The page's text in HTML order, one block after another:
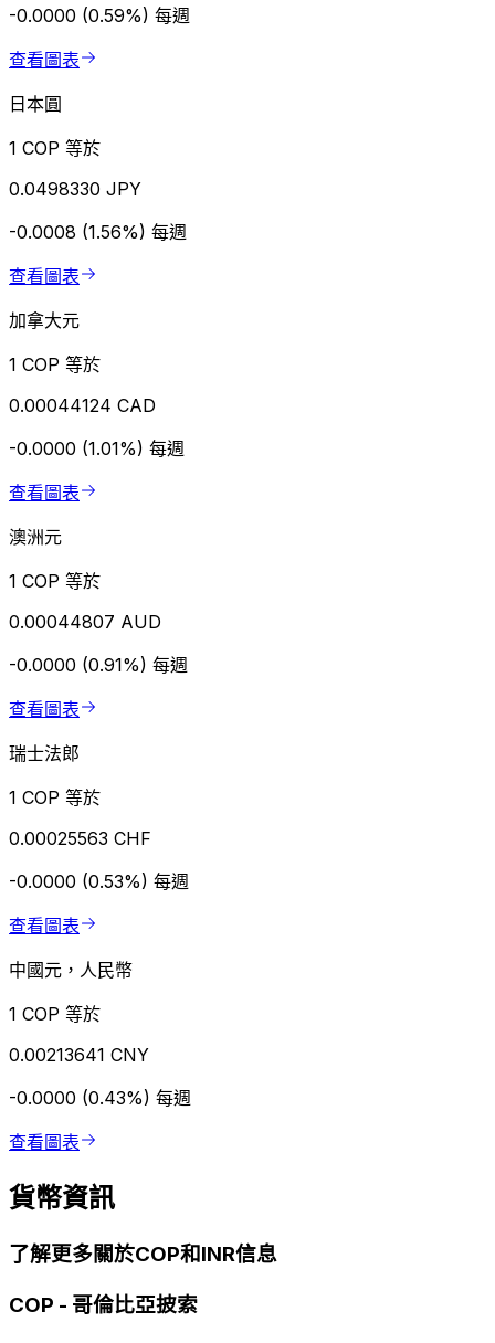
-0.0000 (0.59%) 每週
查看圖表
日本圓
1 COP 等於
0.0498330 JPY
-0.0008 (1.56%) 每週
查看圖表
加拿大元
1 COP 等於
0.00044124 CAD
-0.0000 (1.01%) 每週
查看圖表
澳洲元
1 COP 等於
0.00044807 AUD
-0.0000 (0.91%) 每週
查看圖表
瑞士法郎
1 COP 等於
0.00025563 CHF
-0.0000 (0.53%) 每週
查看圖表
中國元，人民幣
1 COP 等於
0.00213641 CNY
-0.0000 (0.43%) 每週
查看圖表
貨幣資訊
了解更多關於COP和INR信息
COP - 哥倫比亞披索